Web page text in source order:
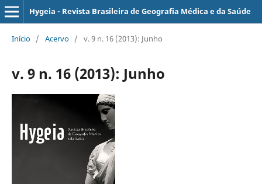
Hygeia - Revista Brasileira de Geografia Médica e da Saúde
Início / Acervo / v. 9 n. 16 (2013): Junho
v. 9 n. 16 (2013): Junho